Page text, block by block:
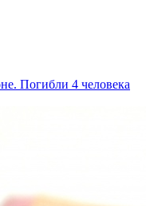
Погибли 4 человека